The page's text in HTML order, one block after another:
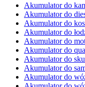
Akumulator do
Akumulator do
Akumulator do
Akumulator do
Akumulator do
Akumulator do
Akumulator do
Akumulator do
Akumulator do